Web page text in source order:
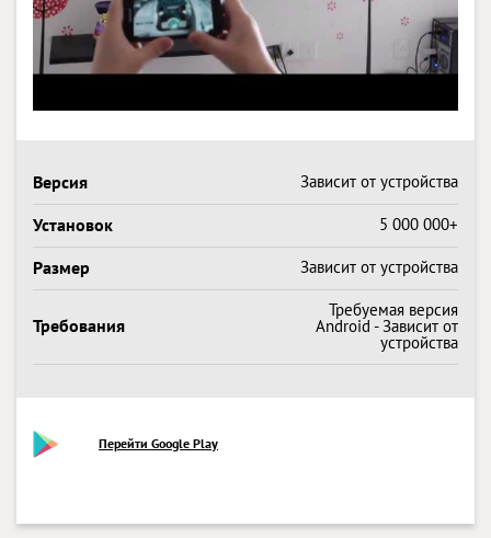
Версия Зависит от устройства
Установок 5 000 000+
Размер Зависит от устройства
Требования
Требуемая версия
Android - Зависит от
устройства
Перейти Google Play